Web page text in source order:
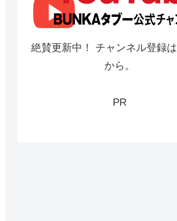
絶賛更新中！ チャンネル登録は
から。
PR